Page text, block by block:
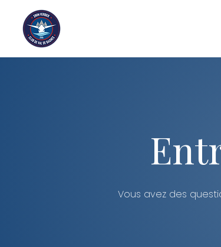
Vous avez des